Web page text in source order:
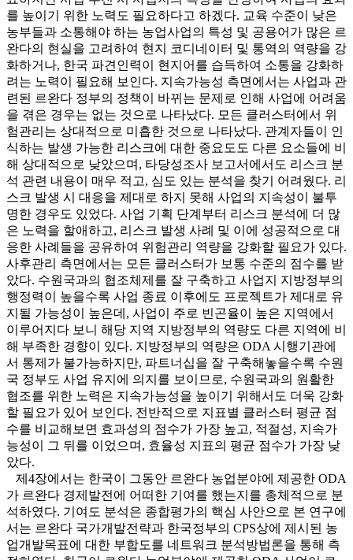
를 높이기 위한 노력도 필요하다고 하겠다. 교육 수준이 낮은
농부들과 소통해야 하는 농업사업의 특성 및 공용어가 많은 르
완다의 현실을 고려하여 현지 코디네이터 및 통역의 역량을 강
화하거나, 한국 파견인력이 현지어를 습득하여 소통을 강화하
려는 노력이 필요해 보인다. 지속가능성 측면에서는 사업과 관
련된 르완다 정부의 정책이 바뀌는 문제로 인해 사업에 어려움
을 겪은 경우는 없는 것으로 나타났다. 모든 클러스터에서 위
험관리는 상대적으로 미흡한 것으로 나타났다. 관계자들이 인
식하는 발생 가능한 리스크에 대한 중요도도 다른 요소들에 비
해 상대적으로 낮았으며, 타당성조사 보고서에서도 리스크 분
석 관련 내용이 매우 적고, 심도 있는 분석을 찾기 어려웠다. 리
스크 발생 시 대응을 제대로 하지 못해 사업의 지속성이 불투
명한 경우도 있었다. 사업 기획 단계부터 리스크 분석에 더 많
은 노력을 할애하고, 리스크 발생 사례 및 이에 성공적으로 대
응한 사례들을 공유하여 위험관리 역량을 강화할 필요가 있다.
사후관리 측면에서는 모든 클러스터가 보통 수준의 점수를 받
았다. 수원국과의 협조체제를 잘 구축하고 사업지 지방정부의
행정력이 높을수록 사업 종료 이후에도 프로젝트가 제대로 유
지될 가능성이 높은데, 사업이 주로 빈곤율이 높은 지역에서
이루어지다 보니 해당 지역 지방정부의 역량도 다른 지역에 비
해 부족한 경향이 있다. 지방정부의 역량은 ODA 시행기관에
서 통제가 불가능하지만, 파트너십을 잘 구축해놓을수록 수원
국 정부도 사업 유지에 의지를 보이므로, 수원국과의 원활한
협조를 위한 노력은 지속가능성을 높이기 위해서도 더욱 강화
할 필요가 있어 보인다. 전반적으로 지표별 클러스터 평균 점
수를 비교해보면 효과성의 점수가 가장 높고, 적절성, 지속가
능성이 그 뒤를 이었으며, 효율성 지표의 평균 점수가 가장 낮
았다.
제4장에서는 한국이 그동안 르완다 농업분야에 제공한 ODA
가 르완다 경제발전에 어떠한 기여를 했는지를 총체적으로 분
석하였다. 기여도 분석은 종합평가의 핵심 사안으로 본 연구에
서는 르완다 국가개발전략과 한국정부의 CPS상에 제시된 농
업개발목표에 대한 부합도를 네트워크 분석방법론을 통해 측